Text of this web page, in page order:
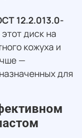
12.2.013.0-
диск на
кожуха и
—
для